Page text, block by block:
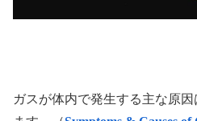
ガスが体内で発生する主な原